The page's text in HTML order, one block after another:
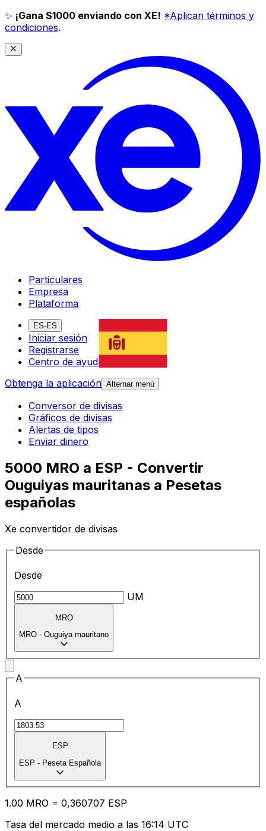
✨ ¡Gana $1000 enviando con XE! *Aplican términos y
condiciones.
Particulares
Empresa
Plataforma
ES-ES
Iniciar sesión
Registrarse
Centro de ayuda
Obtenga la aplicación Alternar menú
Conversor de divisas
Gráficos de divisas
Alertas de tipos
Enviar dinero
5000 MRO a ESP - Convertir
Ouguiyas mauritanas a Pesetas
españolas
Xe convertidor de divisas
Desde
Desde
UM
MRO
MRO - Ouguiya mauritano
A
A
ESP
ESP - Peseta Española
1.00 MRO = 0,360707 ESP
Tasa del mercado medio a las 16:14 UTC